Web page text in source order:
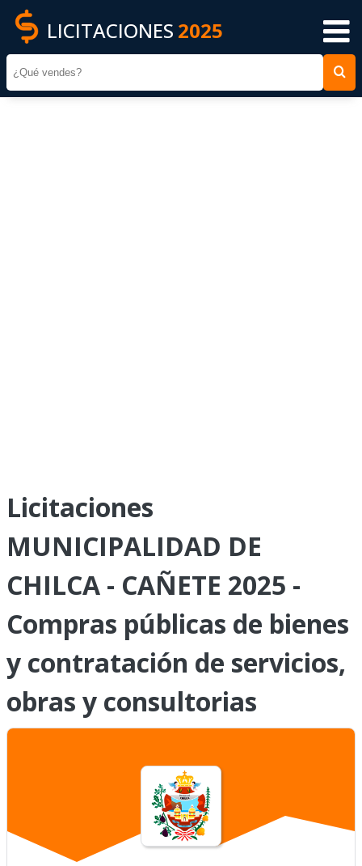
LICITACIONES 2025
Licitaciones
MUNICIPALIDAD DE
CHILCA - CAÑETE 2025 -
Compras públicas de bienes
y contratación de servicios,
obras y consultorias